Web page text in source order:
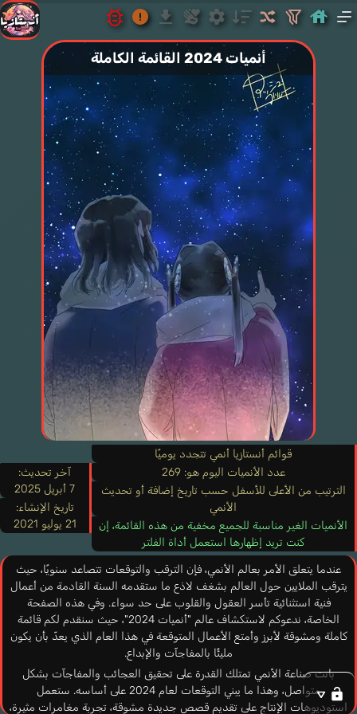
أنميات 2024 القائمة الكاملة
قوائم أنستازيا أنمي تتجدد يوميًا
عدد الأنميات اليوم هو: 269
الترتيب من الأعلى للأسفل حسب تاريخ إضافة أو تحديث
الأنمي
الأنميات الغير مناسبة للجميع مخفية من هذه القائمة، إن
كنت تريد إظهارها استعمل أداة الفلتر
آخر تحديث:
7 أبريل 2025
تاريخ الإنشاء:
21 يوليو 2021
عندما يتعلق الأمر بعالم الأنمي، فإن الترقب والتوقعات تتصاعد سنويًا، حيث
يترقب الملايين حول العالم بشغف لاذع ما ستقدمه السنة القادمة من أعمال
فنية استثنائية تأسر العقول والقلوب على حد سواء. وفي هذه الصفحة
الخاصة، ندعوكم لاستكشاف عالم "أنميات 2024"، حيث سنقدم لكم قائمة
كاملة ومشوقة لأبرز وأمتع الأعمال المتوقعة في هذا العام الذي يعدّ بأن يكون
مليئًا بالمفاجآت والإبداع.
باتت صناعة الأنمي تمتلك القدرة على تحقيق العجائب والمفاجآت بشكل
متواصل، وهذا ما يبني التوقعات لعام 2024 على أساسه. ستعمل
استوديوهات الإنتاج على تقديم قصص جديدة مشوقة، تجربة مغامرات مثيرة،